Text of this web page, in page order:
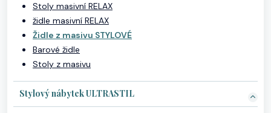
Stoly masivní RELAX
židle masivní RELAX
Židle z masivu STYLOVÉ
Barové židle
Stoly z masivu
Stylový nábytek ULTRASTIL